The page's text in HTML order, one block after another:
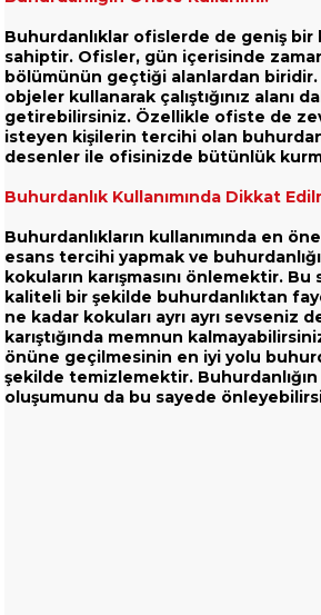
Buhurdanlıklar ofislerde de geniş bir
sahiptir. Ofisler, gün içerisinde
bölümünün geçtiği alanlardan
objeler kullanarak çalıştığınız alanı
getirebilirsiniz. Özellikle ofiste de
isteyen kişilerin tercihi olan
desenler ile ofisinizde bütünlük
Buhurdanlık Kullanımında Dikkat
Buhurdanlıkların kullanımında en
esans tercihi yapmak ve
kokuların karışmasını önlemektir.
kaliteli bir şekilde buhurdanlıktan
ne kadar kokuları ayrı ayrı sevseniz
karıştığında memnun
önüne geçilmesinin en iyi yolu
şekilde temizlemektir.
oluşumunu da bu sayede